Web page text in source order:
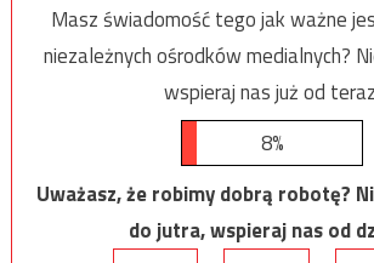
Masz świadomość tego jak ważne
niezależnych ośrodków medialnych?
wspieraj nas już od
8%
Uważasz, że robimy dobrą robotę?
do jutra, wspieraj nas od